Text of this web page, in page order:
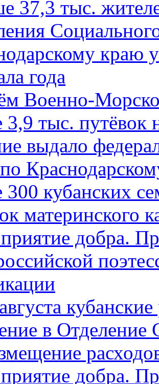
37,3 тыс.
краю
года
Военно-
3,9 тыс. путёвок
выдало
300 кубанских
материнского
добра.
в
добра.